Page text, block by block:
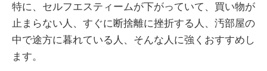
特に、セルフエスティームが下がっていて、買い物が
止まらない人、すぐに断捨離に挫折する人、汚部屋の
中で途方に暮れている人、そんな人に強くおすすめし
ます。